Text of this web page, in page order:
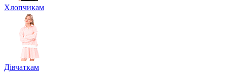
Хлопчикам
Дівчаткам